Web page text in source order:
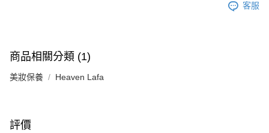
客服
商品相關分類 (1)
美妝保養 Heaven Lafa
評價